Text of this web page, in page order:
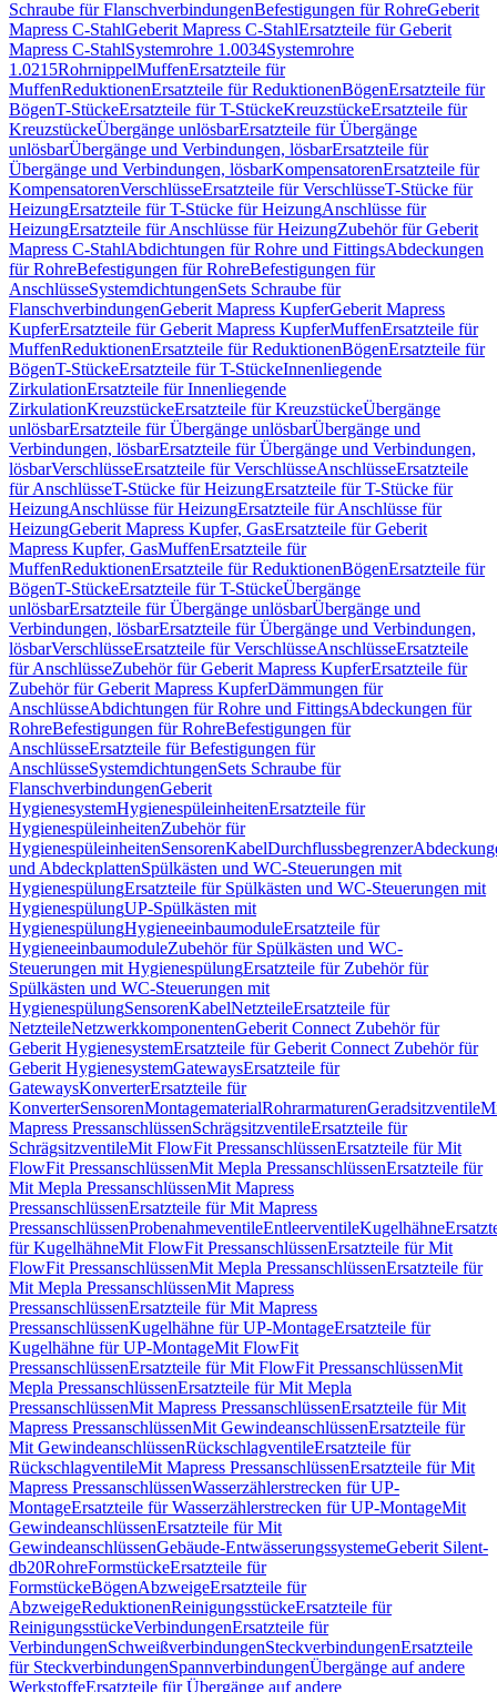
Schraube für FlanschverbindungenBefestigungen für RohreGeberit
Mapress C-StahlGeberit Mapress C-StahlErsatzteile für Geberit
Mapress C-StahlSystemrohre 1.0034Systemrohre
1.0215RohrnippelMuffenErsatzteile für
MuffenReduktionenErsatzteile für ReduktionenBögenErsatzteile für
BögenT-StückeErsatzteile für T-StückeKreuzstückeErsatzteile für
KreuzstückeÜbergänge unlösbarErsatzteile für Übergänge
unlösbarÜbergänge und Verbindungen, lösbarErsatzteile für
Übergänge und Verbindungen, lösbarKompensatorenErsatzteile für
KompensatorenVerschlüsseErsatzteile für VerschlüsseT-Stücke für
HeizungErsatzteile für T-Stücke für HeizungAnschlüsse für
HeizungErsatzteile für Anschlüsse für HeizungZubehör für Geberit
Mapress C-StahlAbdichtungen für Rohre und FittingsAbdeckungen
für RohreBefestigungen für RohreBefestigungen für
AnschlüsseSystemdichtungenSets Schraube für
FlanschverbindungenGeberit Mapress KupferGeberit Mapress
KupferErsatzteile für Geberit Mapress KupferMuffenErsatzteile für
MuffenReduktionenErsatzteile für ReduktionenBögenErsatzteile für
BögenT-StückeErsatzteile für T-StückeInnenliegende
ZirkulationErsatzteile für Innenliegende
ZirkulationKreuzstückeErsatzteile für KreuzstückeÜbergänge
unlösbarErsatzteile für Übergänge unlösbarÜbergänge und
Verbindungen, lösbarErsatzteile für Übergänge und Verbindungen,
lösbarVerschlüsseErsatzteile für VerschlüsseAnschlüsseErsatzteile
für AnschlüsseT-Stücke für HeizungErsatzteile für T-Stücke für
HeizungAnschlüsse für HeizungErsatzteile für Anschlüsse für
HeizungGeberit Mapress Kupfer, GasErsatzteile für Geberit
Mapress Kupfer, GasMuffenErsatzteile für
MuffenReduktionenErsatzteile für ReduktionenBögenErsatzteile für
BögenT-StückeErsatzteile für T-StückeÜbergänge
unlösbarErsatzteile für Übergänge unlösbarÜbergänge und
Verbindungen, lösbarErsatzteile für Übergänge und Verbindungen,
lösbarVerschlüsseErsatzteile für VerschlüsseAnschlüsseErsatzteile
für AnschlüsseZubehör für Geberit Mapress KupferErsatzteile für
Zubehör für Geberit Mapress KupferDämmungen für
AnschlüsseAbdichtungen für Rohre und FittingsAbdeckungen für
RohreBefestigungen für RohreBefestigungen für
AnschlüsseErsatzteile für Befestigungen für
AnschlüsseSystemdichtungenSets Schraube für
FlanschverbindungenGeberit
HygienesystemHygienespüleinheitenErsatzteile für
HygienespüleinheitenZubehör für
HygienespüleinheitenSensorenKabelDurchflussbegrenzer
und AbdeckplattenSpülkästen und WC-Steuerungen mit
HygienespülungErsatzteile für Spülkästen und WC-Steuerungen mit
HygienespülungUP-Spülkästen mit
HygienespülungHygieneeinbaumoduleErsatzteile für
HygieneeinbaumoduleZubehör für Spülkästen und WC-
Steuerungen mit HygienespülungErsatzteile für Zubehör für
Spülkästen und WC-Steuerungen mit
HygienespülungSensorenKabelNetzteileErsatzteile für
NetzteileNetzwerkkomponentenGeberit Connect Zubehör für
Geberit HygienesystemErsatzteile für Geberit Connect Zubehör für
Geberit HygienesystemGatewaysErsatzteile für
GatewaysKonverterErsatzteile für
KonverterSensorenMontagematerialRohrarmaturenGeradsitzventile
Mapress PressanschlüssenSchrägsitzventileErsatzteile für
SchrägsitzventileMit FlowFit PressanschlüssenErsatzteile für Mit
FlowFit PressanschlüssenMit Mepla PressanschlüssenErsatzteile für
Mit Mepla PressanschlüssenMit Mapress
PressanschlüssenErsatzteile für Mit Mapress
PressanschlüssenProbenahmeventileEntleerventileKugelhähne
für KugelhähneMit FlowFit PressanschlüssenErsatzteile für Mit
FlowFit PressanschlüssenMit Mepla PressanschlüssenErsatzteile für
Mit Mepla PressanschlüssenMit Mapress
PressanschlüssenErsatzteile für Mit Mapress
PressanschlüssenKugelhähne für UP-MontageErsatzteile für
Kugelhähne für UP-MontageMit FlowFit
PressanschlüssenErsatzteile für Mit FlowFit PressanschlüssenMit
Mepla PressanschlüssenErsatzteile für Mit Mepla
PressanschlüssenMit Mapress PressanschlüssenErsatzteile für Mit
Mapress PressanschlüssenMit GewindeanschlüssenErsatzteile für
Mit GewindeanschlüssenRückschlagventileErsatzteile für
RückschlagventileMit Mapress PressanschlüssenErsatzteile für Mit
Mapress PressanschlüssenWasserzählerstrecken für UP-
MontageErsatzteile für Wasserzählerstrecken für UP-MontageMit
GewindeanschlüssenErsatzteile für Mit
GewindeanschlüssenGebäude-EntwässerungssystemeGeberit Silent-
db20RohreFormstückeErsatzteile für
FormstückeBögenAbzweigeErsatzteile für
AbzweigeReduktionenReinigungsstückeErsatzteile für
ReinigungsstückeVerbindungenErsatzteile für
VerbindungenSchweißverbindungenSteckverbindungenErsatzteile
für SteckverbindungenSpannverbindungenÜbergänge auf andere
WerkstoffeErsatzteile für Übergänge auf andere